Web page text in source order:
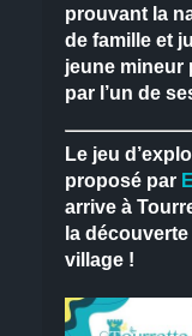
prouvant la
de famille et
jeune mineur
par l’un de
Le jeu
proposé par
arrive à
la
village !